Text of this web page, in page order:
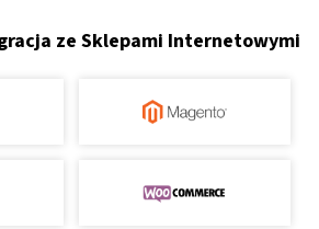
ze Sklepami Internetowymi